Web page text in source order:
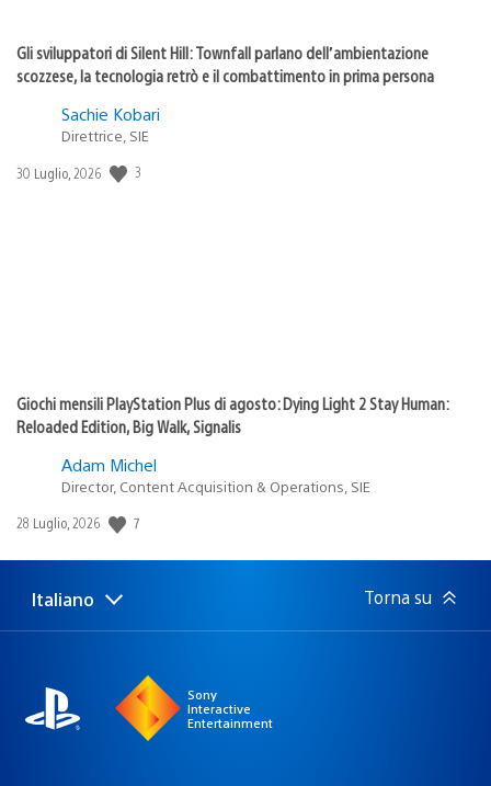
Gli sviluppatori di Silent Hill: Townfall parlano dell’ambientazione
scozzese, la tecnologia retrò e il combattimento in prima persona
Sachie Kobari
Direttrice, SIE
Data
30 Luglio, 2026 3
Giochi mensili PlayStation Plus di agosto: Dying Light 2 Stay Human:
Reloaded Edition, Big Walk, Signalis
Adam Michel
Director, Content Acquisition & Operations, SIE
Data
pubblicazione:
28 Luglio, 2026 7
Seleziona
una
Regione
attuale:
Italiano Torna su
Sony
Interactive
Entertainment